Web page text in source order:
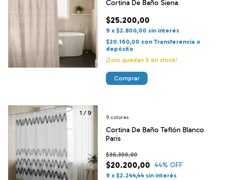
Cortina De Baño Siena
$25.200,00
9 x $2.800,00 sin interés
$20.160,00 con Transferencia o
depósito
¡Solo quedan 5 en stock!
Comprar
1 /9
Cortina De Baño Teflón Blanco
Paris
$20.200,00
$36.300,00
44% OFF
9 x $2.244,44 sin interés
9 colores